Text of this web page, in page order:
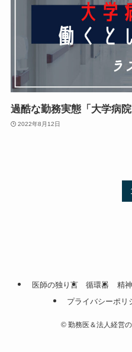
過酷な勤務実態「大学病
2022年8月12日
医師の独り言 循環器 精
プライバシーポリ
©勤務医＆法人経営